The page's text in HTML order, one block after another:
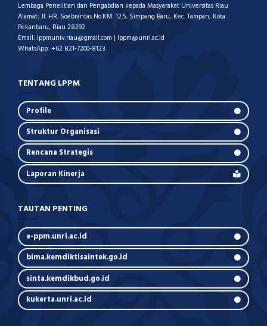
Lembaga Penelitian dan Pengabdian kepada Masyarakat Universitas Riau
Alamat: Jl. HR. Soebrantas No.KM. 12.5, Simpang Baru, Kec. Tampan, Kota
Pekanbaru, Riau 28292
Email: lppmuniv.riau@gmail.com | lppm@unri.ac.id
WhatsApp: +62 821-7200-8123
TENTANG LPPM
Profile
Struktur Organisasi
Rencana Strategis
Laporan Kinerja
TAUTAN PENTING
e-ppm.unri.ac.id
bima.kemdiktisaintek.go.id
sinta.kemdikbud.go.id
kukerta.unri.ac.id